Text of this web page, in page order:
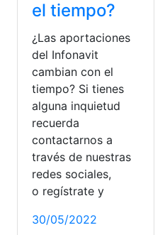
el tiempo?
¿Las aportaciones
del Infonavit
cambian con el
tiempo? Si tienes
alguna inquietud
recuerda
contactarnos a
través de nuestras
redes sociales,
o regístrate y
30/05/2022